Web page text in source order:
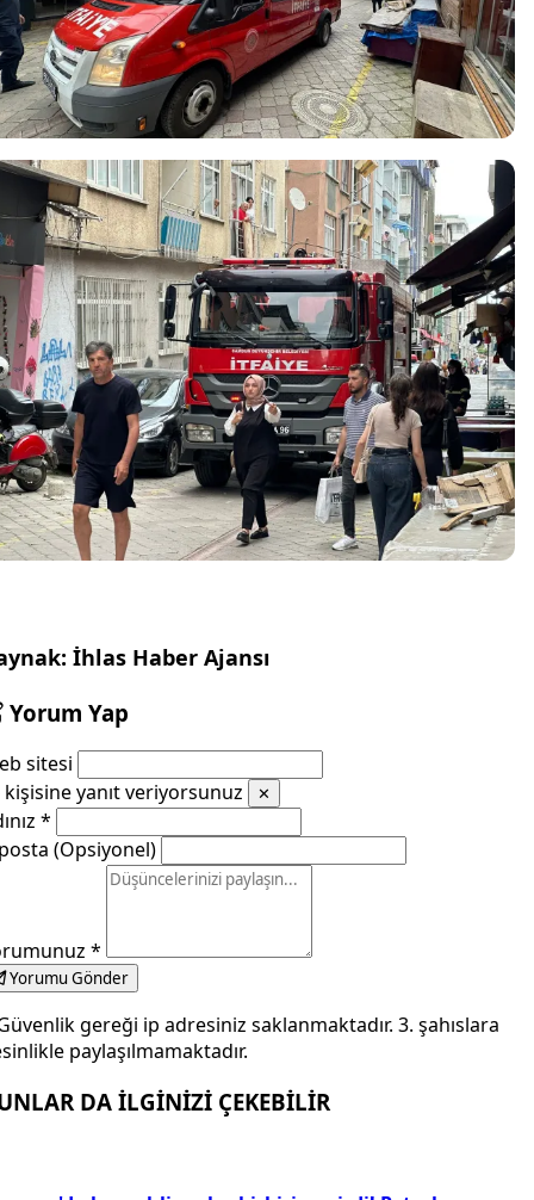
İhlas Haber Ajansı
Yorum Yap
sitesi
kişisine yanıt veriyorsunuz
✕
*
(Opsiyonel)
*
Yorumu Gönder
gereği ip adresiniz saklanmaktadır. 3. şahıslara
paylaşılmamaktadır.
DA İLGİNİZİ ÇEKEBİLİR